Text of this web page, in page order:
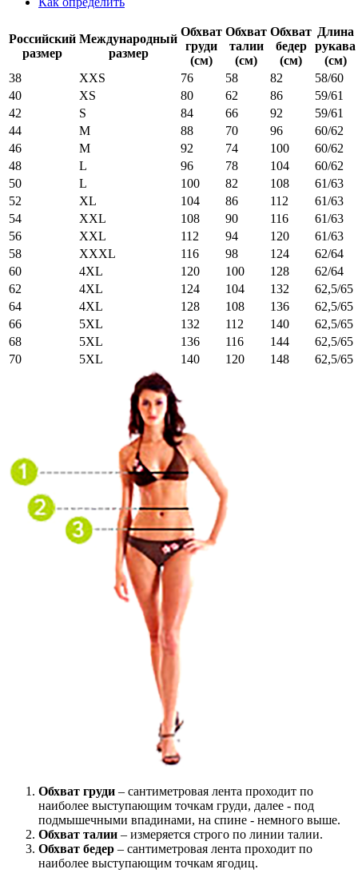
Российский
размер
Международный
размер
Обхват
груди
(см)
Обхват
талии
(см)
Обхват
бедер
(см)
Длина
рукава
(см)
38
XXS 76 58 82
58/60
40
XS 80 62 86
59/61
42
S 84 66 92
59/61
44
M 88 70 96
60/62
46
M 92 74 100
60/62
48
L 96 78 104
60/62
50
L 100 82 108
61/63
52
XL 104 86 112
61/63
54
XXL 108 90 116
61/63
56
XXL 112 94 120
61/63
58
XXXL 116 98 124
62/64
60
4XL 120 100 128
62/64
62
4XL 124 104 132
62,5/65
64
4XL 128 108 136
62,5/65
66
5XL 132 112 140
62,5/65
68
5XL 136 116 144
62,5/65
70
5XL 140 120 148 62,5/65
Обхват груди – сантиметровая лента проходит по
наиболее выступающим точкам груди, далее - под
подмышечными впадинами, на спине - немного выше.
Обхват талии – измеряется строго по линии талии.
Обхват бедер – сантиметровая лента проходит по
наиболее выступающим точкам ягодиц.